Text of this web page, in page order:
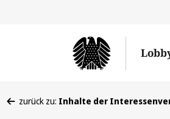
befinden
zurück zu: Inhalte der